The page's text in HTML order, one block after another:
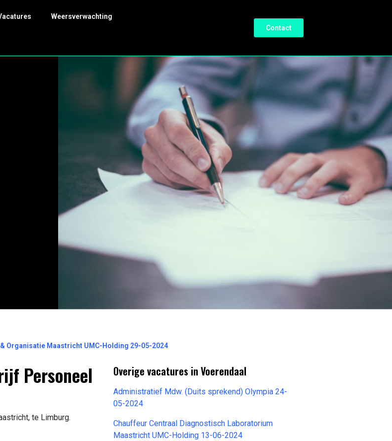
Weersverwachting
Contact
Organisatie Maastricht UMC-Holding 29-05-2024
Personeel
te Limburg.
Overige vacatures in Voerendaal
Administratief Mdw. (Duits sprekend) Olympia 24-
05-2024
Chauffeur Centraal Diagnostisch Laboratorium
Maastricht UMC-Holding 13-06-2024